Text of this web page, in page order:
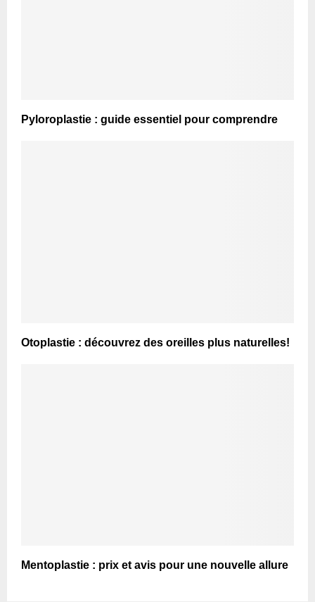
Pyloroplastie : guide essentiel pour comprendre
Otoplastie : découvrez des oreilles plus naturelles!
Mentoplastie : prix et avis pour une nouvelle allure